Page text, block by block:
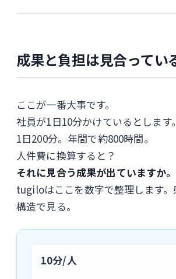
成果と負担は見合ってい
ここが一番大事です。
社員が1日10分かけているとします
1日200分。年間で約800時間。
人件費に換算すると？
それに見合う成果が出ていますか。
tugiloはここを数字で整理します。
構造で見る。
10分/人